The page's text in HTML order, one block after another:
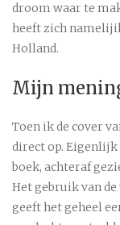
droom waar te
heeft zich
Holland.
Mijn
Toen ik de cover
direct op.
boek, achteraf
Het gebruik van
geeft het geheel